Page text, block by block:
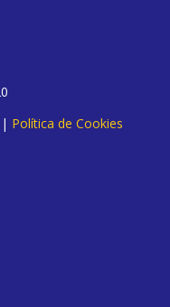
| Política de Cookies